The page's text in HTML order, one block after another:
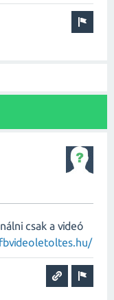
csak a videó